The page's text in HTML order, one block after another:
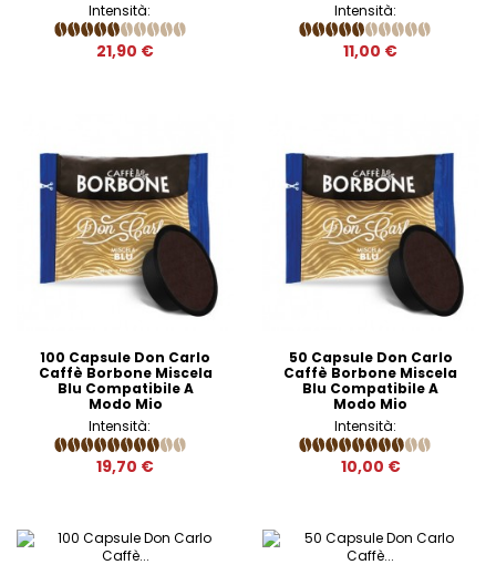
Intensità:
21,90 €
Intensità:
11,00 €
100 Capsule Don Carlo
Caffè Borbone Miscela
Blu Compatibile A
Modo Mio
Intensità:
19,70 €
50 Capsule Don Carlo
Caffè Borbone Miscela
Blu Compatibile A
Modo Mio
Intensità:
10,00 €